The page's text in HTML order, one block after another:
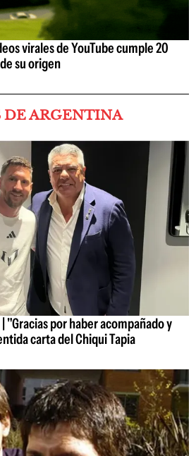
virales de YouTube cumple 20
su origen
ARGENTINA
"Gracias por haber acompañado y
carta del Chiqui Tapia